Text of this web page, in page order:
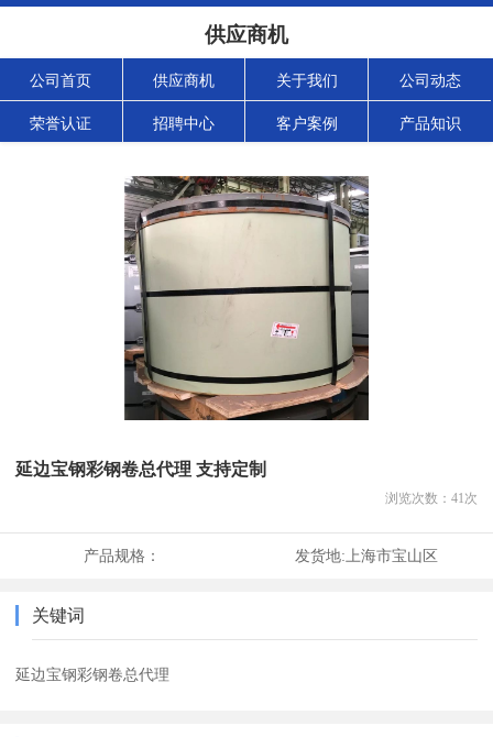
供应商机
公司首页 供应商机 关于我们 公司动态
荣誉认证 招聘中心 客户案例 产品知识
延边宝钢彩钢卷总代理 支持定制
浏览次数： 41次
产品规格： 发货地: 上海市宝山区
关键词
延边宝钢彩钢卷总代理